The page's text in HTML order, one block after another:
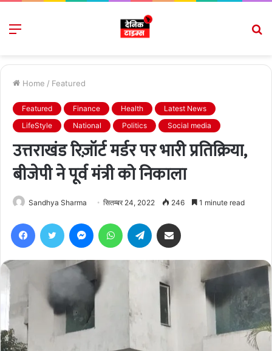
Menu
Home / Featured
Featured Finance Health
Latest News
LifeStyle
National Politics Social media
उत्तराखंड रिज़ॉर्ट मर्डर पर भारी प्रतिक्रिया,
बीजेपी ने पूर्व मंत्री को निकाला
Sandhya Sharma सितम्बर 24, 2022 246 1 minute read
FacebookTwitter MessengerWhatsAppTelegram